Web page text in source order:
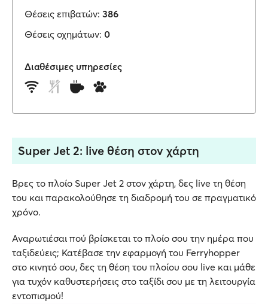
Θέσεις επιβατών: 386
Θέσεις οχημάτων: 0
Διαθέσιμες υπηρεσίες
Super Jet 2: live θέση στον χάρτη
Βρες το πλοίο Super Jet 2 στον χάρτη, δες live τη θέση
του και παρακολούθησε τη διαδρομή του σε πραγματικό
χρόνο.
Αναρωτιέσαι πού βρίσκεται το πλοίο σου την ημέρα που
ταξιδεύεις; Κατέβασε την εφαρμογή του Ferryhopper
στο κινητό σου, δες τη θέση του πλοίου σου live και μάθε
για τυχόν καθυστερήσεις στο ταξίδι σου με τη λειτουργία
εντοπισμού!